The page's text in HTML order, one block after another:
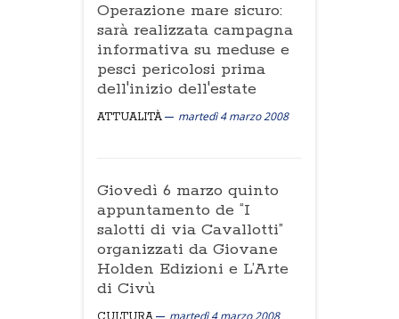
Operazione mare sicuro:
sarà realizzata campagna
informativa su meduse e
pesci pericolosi prima
dell'inizio dell'estate
ATTUALITÀ martedì 4 marzo 2008
Giovedì 6 marzo quinto
appuntamento de “I
salotti di via Cavallotti”
organizzati da Giovane
Holden Edizioni e L’Arte
di Civù
martedì 4 marzo 2008